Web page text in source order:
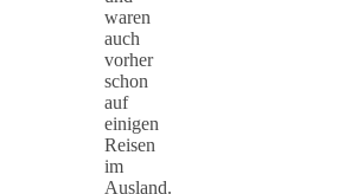
waren
auch
vorher
schon
auf
einigen
Reisen
im
Ausland.